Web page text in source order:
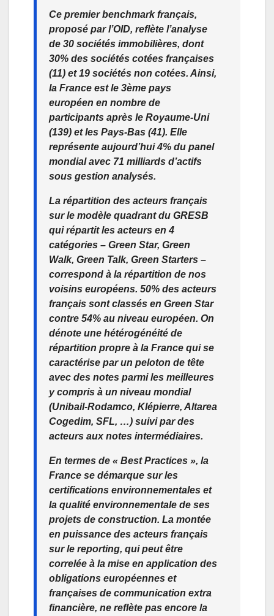
Ce premier benchmark français,
proposé par l’OID, reflète l’analyse
de 30 sociétés immobilières, dont
30% des sociétés cotées françaises
(11) et 19 sociétés non cotées. Ainsi,
la France est le 3ème pays
européen en nombre de
participants après le Royaume-Uni
(139) et les Pays-Bas (41). Elle
représente aujourd’hui 4% du panel
mondial avec 71 milliards d’actifs
sous gestion analysés.
La répartition des acteurs français
sur le modèle quadrant du GRESB
qui répartit les acteurs en 4
catégories – Green Star, Green
Walk, Green Talk, Green Starters –
correspond à la répartition de nos
voisins européens. 50% des acteurs
français sont classés en Green Star
contre 54% au niveau européen. On
dénote une hétérogénéité de
répartition propre à la France qui se
caractérise par un peloton de tête
avec des notes parmi les meilleures
y compris à un niveau mondial
(Unibail-Rodamco, Klépierre, Altarea
Cogedim, SFL, …) suivi par des
acteurs aux notes intermédiaires.
En termes de « Best Practices », la
France se démarque sur les
certifications environnementales et
la qualité environnementale de ses
projets de construction. La montée
en puissance des acteurs français
sur le reporting, qui peut être
correlée à la mise en application des
obligations européennes et
françaises de communication extra
financière, ne reflète pas encore la